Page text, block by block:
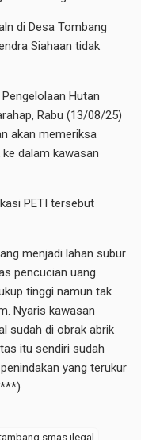
di Desa Tombang
Siahaan tidak
Hutan
Rabu (13/08/25)
akan memeriksa
dalam kawasan
PETI tersebut
menjadi lahan subur
pencucian uang
tinggi namun tak
Nyaris kawasan
sudah di obrak abrik
itu sendiri sudah
yang terukur
smas ilegal